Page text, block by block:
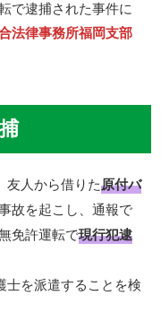
で逮捕された事件に
法律事務所福岡支部
友人から借りた原付バ
故を起こし、通報で
免許運転で現行犯逮
士を派遣することを検